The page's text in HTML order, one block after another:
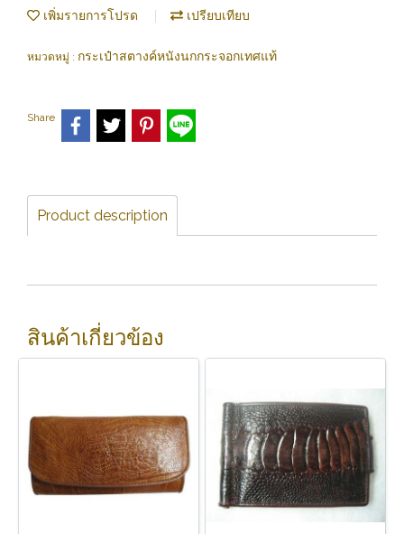
เพิ่มรายการโปรด เปรียบเทียบ
หมวดหมู่ : กระเป๋าสตางค์หนังนกกระจอกเทศแท้
Share
Product description
สินค้าเกี่ยวข้อง